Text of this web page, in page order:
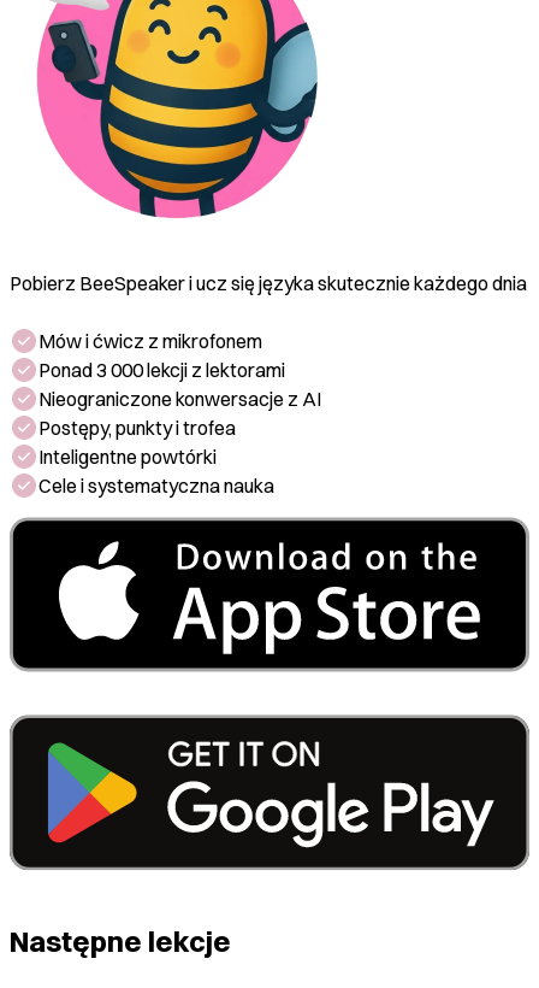
Pobierz BeeSpeaker i ucz się języka skutecznie każdego dnia
Mów i ćwicz z mikrofonem
Ponad 3 000 lekcji z lektorami
Nieograniczone konwersacje z AI
Postępy, punkty i trofea
Inteligentne powtórki
Cele i systematyczna nauka
Następne lekcje